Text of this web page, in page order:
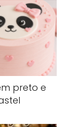
preto e